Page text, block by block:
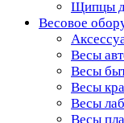
Щипцы
Весовое
Весы
Весы
Весы
Весы
Весы